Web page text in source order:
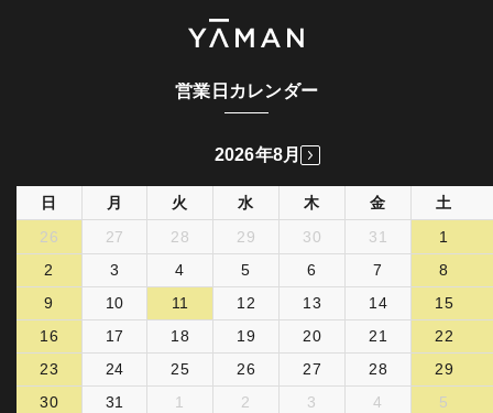
営業日カレンダー
2026年8月
日 月 火 水 木 金
土
26
27 28 29 30 31
1
2
3 4 5 6 7
8
9
10 11 12 13 14
15
16
17 18 19 20 21
22
23
24 25 26 27 28
29
30
31 1 2 3 4 5